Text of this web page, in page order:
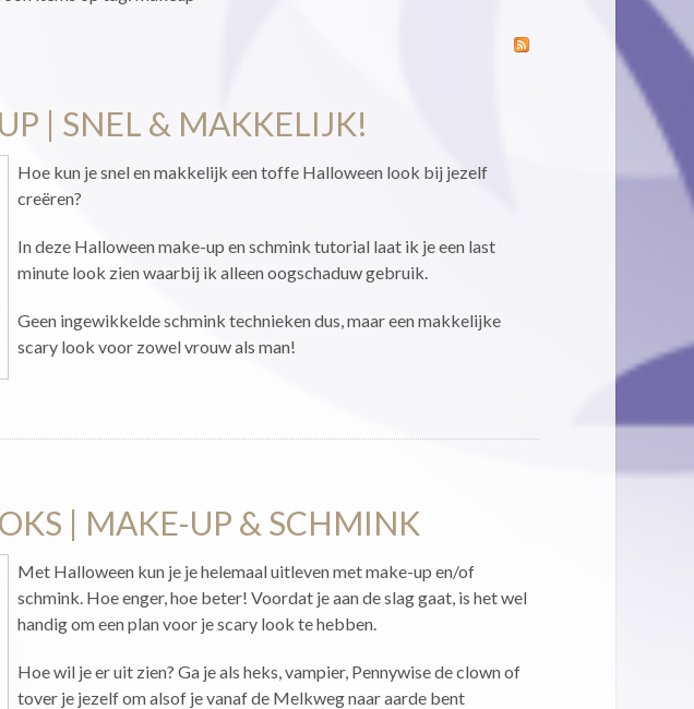
| SNEL & MAKKELIJK!
Hoe kun je snel en makkelijk een toffe Halloween look bij jezelf
creëren?
In deze Halloween make-up en schmink tutorial laat ik je een last
minute look zien waarbij ik alleen oogschaduw gebruik.
Geen ingewikkelde schmink technieken dus, maar een makkelijke
scary look voor zowel vrouw als man!
| MAKE-UP & SCHMINK
Met Halloween kun je je helemaal uitleven met make-up en/of
schmink. Hoe enger, hoe beter! Voordat je aan de slag gaat, is het wel
handig om een plan voor je scary look te hebben.
Hoe wil je er uit zien? Ga je als heks, vampier, Pennywise de clown of
tover je jezelf om alsof je vanaf de Melkweg naar aarde bent